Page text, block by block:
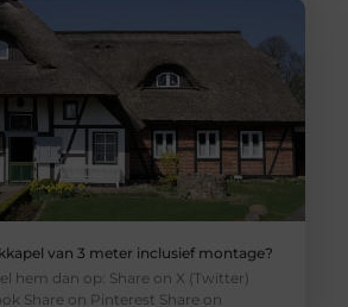
van 3 meter inclusief montage?
hem dan op: Share on X (Twitter)
Share on Pinterest Share on